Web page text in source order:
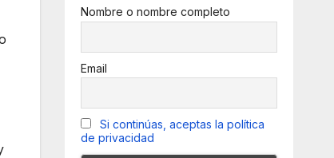
Nombre o nombre completo
Email
Si continúas, aceptas la política
de privacidad